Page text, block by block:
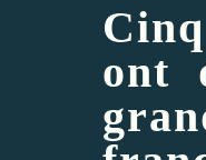
ont